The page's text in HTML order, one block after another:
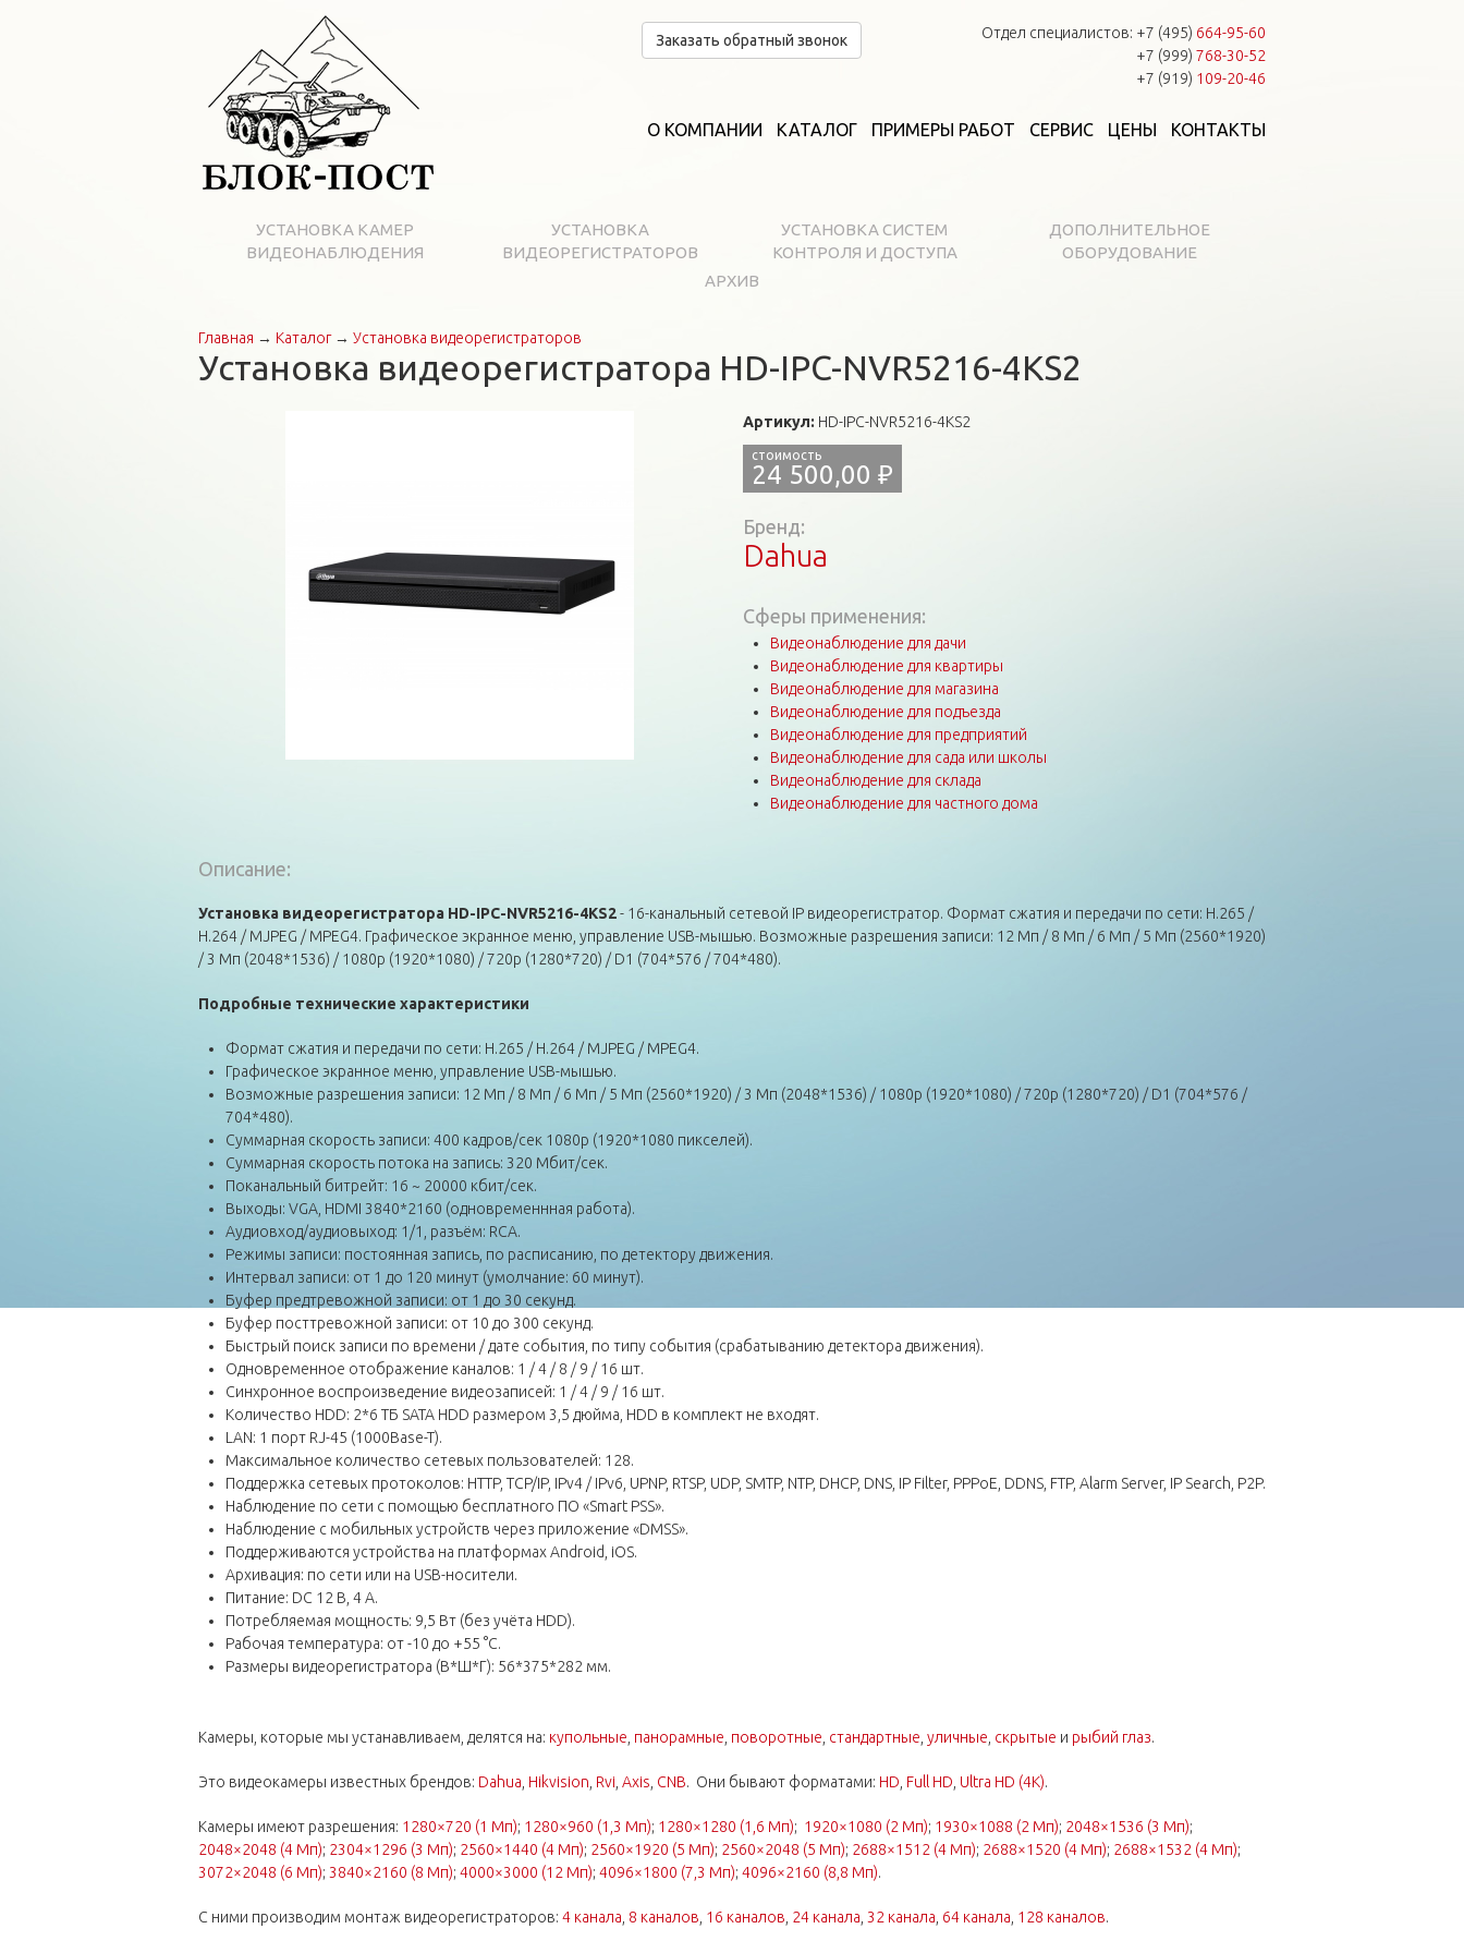
Заказать обратный звонок Отдел специалистов: +7 (495) 664-95-60
+7 (999) 768-30-52
+7 (919) 109-20-46
О КОМПАНИИ КАТАЛОГ ПРИМЕРЫ РАБОТ СЕРВИС ЦЕНЫ КОНТАКТЫ
УСТАНОВКА КАМЕР
ВИДЕОНАБЛЮДЕНИЯ
УСТАНОВКА
ВИДЕОРЕГИСТРАТОРОВ
УСТАНОВКА СИСТЕМ
КОНТРОЛЯ И ДОСТУПА
ДОПОЛНИТЕЛЬНОЕ
ОБОРУДОВАНИЕ
АРХИВ
Вы здесь
Главная → Каталог→ Установка видеорегистраторов
Установка видеорегистратора HD-IPC-NVR5216-4KS2
Артикул: HD-IPC-NVR5216-4KS2
24 500,00 ₽
Бренд:
Dahua
Сферы применения:
Видеонаблюдение для дачи
Видеонаблюдение для квартиры
Видеонаблюдение для магазина
Видеонаблюдение для подъезда
Видеонаблюдение для предприятий
Видеонаблюдение для сада или школы
Видеонаблюдение для склада
Видеонаблюдение для частного дома
Описание:
Установка видеорегистратора HD-IPC-NVR5216-4KS2- 16-канальный сетевой IP видеорегистратор. Формат сжатия и передачи по сети: H.265 /
H.264 / MJPEG / MPEG4. Графическое экранное меню, управление USB-мышью. Возможные разрешения записи: 12 Мп / 8 Мп / 6 Мп / 5 Мп (2560*1920)
/ 3 Мп (2048*1536) / 1080p (1920*1080) / 720p (1280*720) / D1 (704*576 / 704*480).
Подробные технические характеристики
Формат сжатия и передачи по сети: H.265 / H.264 / MJPEG / MPEG4.
Графическое экранное меню, управление USB-мышью.
Возможные разрешения записи: 12 Мп / 8 Мп / 6 Мп / 5 Мп (2560*1920) / 3 Мп (2048*1536) / 1080p (1920*1080) / 720p (1280*720) / D1 (704*576 /
704*480).
Суммарная скорость записи: 400 кадров/сек 1080p (1920*1080 пикселей).
Суммарная скорость потока на запись: 320 Мбит/сек.
Поканальный битрейт: 16 ~ 20000 кбит/сек.
Выходы: VGA, HDMI 3840*2160 (одновременнная работа).
Аудиовход/аудиовыход: 1/1, разъём: RCA.
Режимы записи: постоянная запись, по расписанию, по детектору движения.
Интервал записи: от 1 до 120 минут (умолчание: 60 минут).
Буфер предтревожной записи: от 1 до 30 секунд.
Буфер посттревожной записи: от 10 до 300 секунд.
Быстрый поиск записи по времени / дате события, по типу события (срабатыванию детектора движения).
Одновременное отображение каналов: 1 / 4 / 8 / 9 / 16 шт.
Синхронное воспроизведение видеозаписей: 1 / 4 / 9 / 16 шт.
Количество HDD: 2*6 ТБ SATA HDD размером 3,5 дюйма, HDD в комплект не входят.
LAN: 1 порт RJ-45 (1000Base-T).
Максимальное количество сетевых пользователей: 128.
Поддержка сетевых протоколов: HTTP, TCP/IP, IPv4 / IPv6, UPNP, RTSP, UDP, SMTP, NTP, DHCP, DNS, IP Filter, PPPoE, DDNS, FTP, Alarm Server, IP Search, P2P.
Наблюдение по сети с помощью бесплатного ПО «Smart PSS».
Наблюдение с мобильных устройств через приложение «DMSS».
Поддерживаются устройства на платформах Android, iOS.
Архивация: по сети или на USB-носители.
Питание: DC 12 В, 4 А.
Потребляемая мощность: 9,5 Вт (без учёта HDD).
Рабочая температура: от -10 до +55 °С.
Размеры видеорегистратора (В*Ш*Г): 56*375*282 мм.
Камеры, которые мы устанавливаем, делятся на: купольные панорамные поворотные стандартные уличные скрытые и рыбий глаз.
Это видеокамеры известных брендов: Dahua Hikvision Rvi Axis CNB. Они бывают форматами: HD Full HD Ultra HD (4K).
Камеры имеют разрешения: 1280×720 (1 Мп); 1280×960 (1,3 Мп); 1280×1280 (1,6 Мп); 1920×1080 (2 Мп); 1930×1088 (2 Мп); 2048×1536 (3 Мп);
2048×2048 (4 Мп); 2304×1296 (3 Мп); 2560×1440 (4 Мп); 2560×1920 (5 Мп); 2560×2048 (5 Мп); 2688×1512 (4 Мп); 2688×1520 (4 Мп); 2688×1532 (4 Мп);
3072×2048 (6 Мп); 3840×2160 (8 Мп); 4000×3000 (12 Мп); 4096×1800 (7,3 Мп); 4096×2160 (8,8 Мп).
С ними производим монтаж видеорегистраторов: 4 канала 8 каналов 16 каналов 24 канала 32 канала 64 канала 128 каналов.